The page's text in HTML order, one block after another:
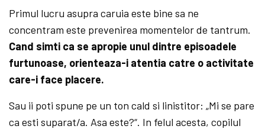
Primul lucru asupra caruia este bine sa ne
concentram este prevenirea momentelor de tantrum.
Cand simti ca se apropie unul dintre episoadele
furtunoase, orienteaza-i atentia catre o activitate
care-i face placere.
Sau ii poti spune pe un ton cald si linistitor: „Mi se pare
ca esti suparat/a. Asa este?“. In felul acesta, copilul